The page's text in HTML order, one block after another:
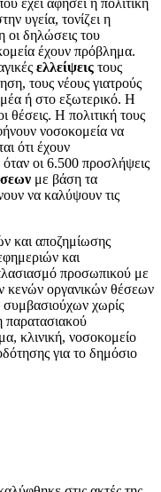
υγεία, τονίζει η
δηλώσεις του
έχουν πρόβλημα.
ελλείψεις τους
τους νέους γιατρούς
ή στο εξωτερικό. Η
θέσεις. Η πολιτική τους
νοσοκομεία να
ότι έχουν
όταν οι 6.500 προσλήψεις
με βάση τα
να καλύψουν τις
και αποζημίωσης
και
προσωπικού με
κενών οργανικών θέσεων
συμβασιούχων χωρίς
παρατασιακού
κλινική, νοσοκομείο
για το δημόσιο